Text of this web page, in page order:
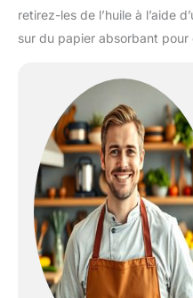
retirez-les de l’huile à l’aide
sur du papier absorbant pour